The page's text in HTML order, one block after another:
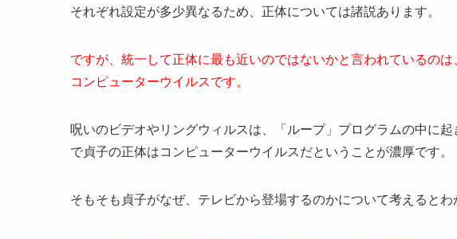
それぞれ設定が多少異なるため、正体については諸説あります。
ですが、統一して正体に最も近いのではないかと言われているのは
コンピューターウイルスです。
呪いのビデオやリングウィルスは、「ループ」プログラムの中に
で貞子の正体はコンピューターウイルスだということが濃厚です。
そもそも貞子がなぜ、テレビから登場するのかについて考えるとわ